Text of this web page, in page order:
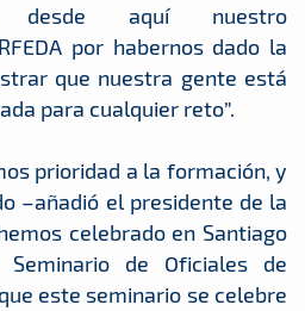
desde aquí nuestro
por habernos dado la
que nuestra gente está
para cualquier reto”.
prioridad a la formación, y
–añadió el presidente de la
celebrado en Santiago
de Oficiales de
este seminario se celebre